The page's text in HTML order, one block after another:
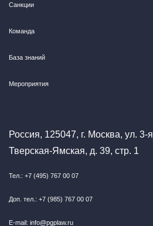
Санкции
Команда
База знаний
Мероприятия
Россия, 125047, г. Москва, ул. 3-я
Тверская-Ямская, д. 39, стр. 1
Тел.: +7 (495) 767 00 07
Доп. тел.: +7 (985) 767 00 07
E-mail: info@pgplaw.ru